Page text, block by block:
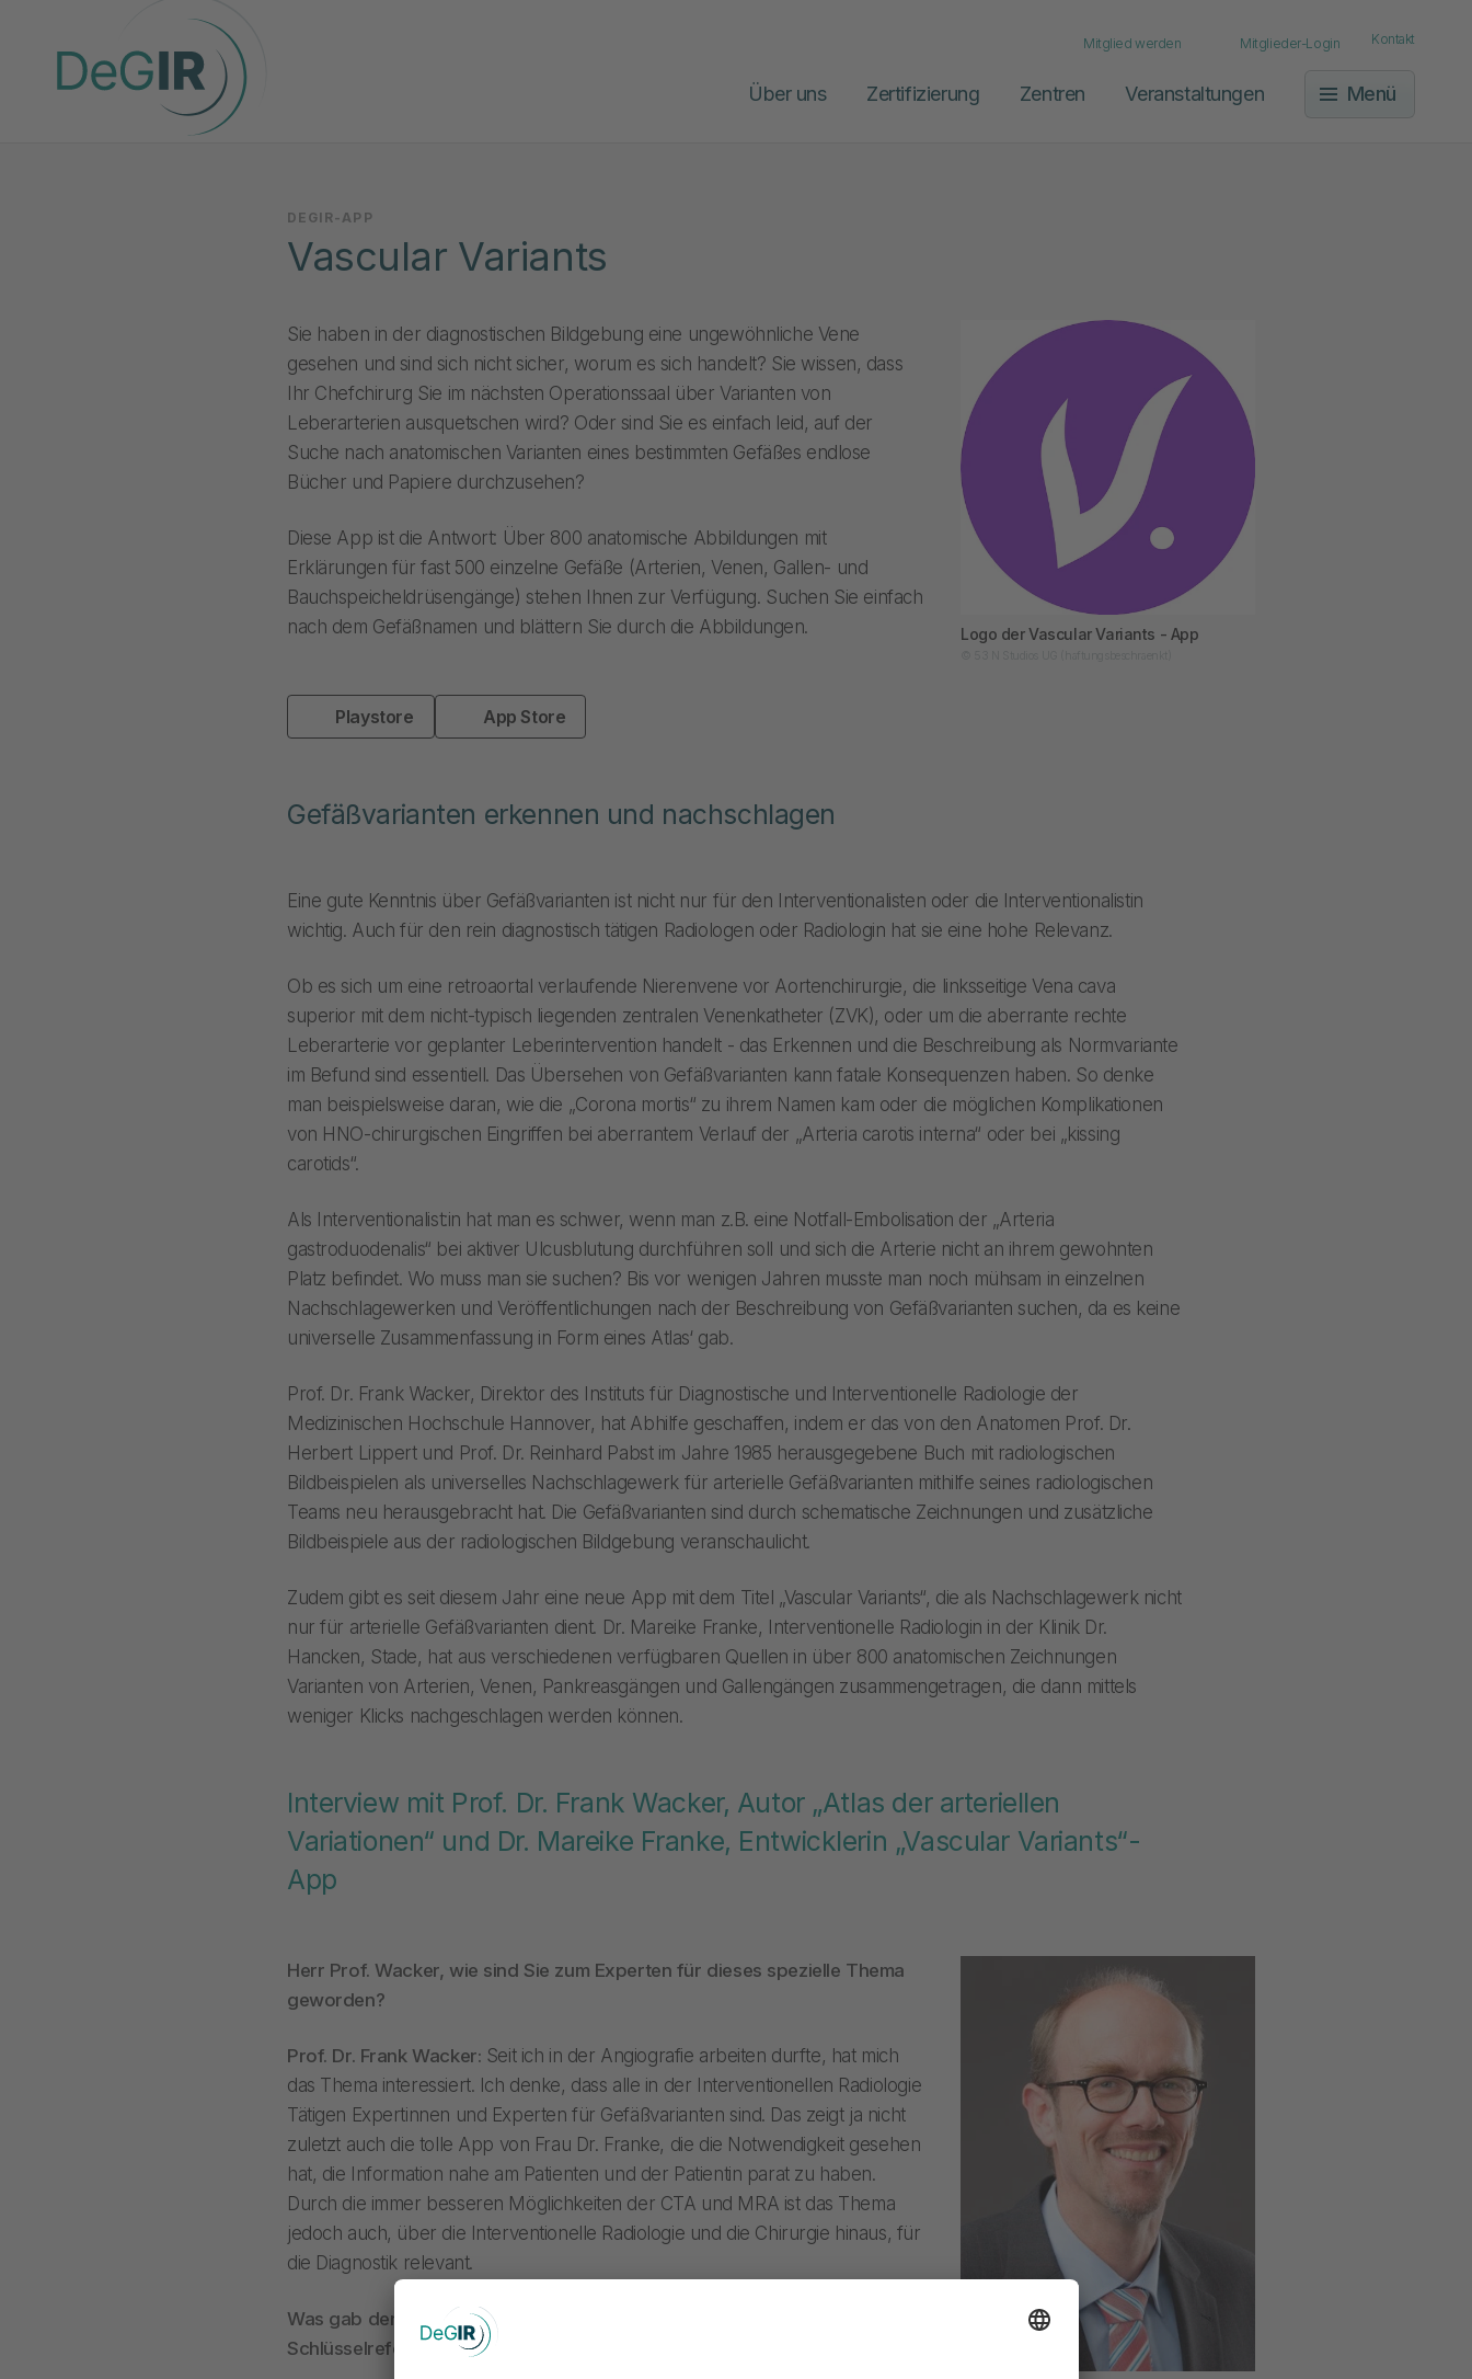
Mitglied werden Mitglieder-Login Kontakt
Über uns Zertifizierung Zentren Veranstaltungen Menü
DEGIR-APP
Vascular Variants
Logo der Vascular Variants - App
Sie haben in der diagnostischen Bildgebung eine ungewöhnliche Vene
gesehen und sind sich nicht sicher, worum es sich handelt? Sie wissen, dass
Ihr Chefchirurg Sie im nächsten Operationssaal über Varianten von
Leberarterien ausquetschen wird? Oder sind Sie es einfach leid, auf der
Suche nach anatomischen Varianten eines bestimmten Gefäßes endlose
Bücher und Papiere durchzusehen?
Diese App ist die Antwort: Über 800 anatomische Abbildungen mit
Erklärungen für fast 500 einzelne Gefäße (Arterien, Venen, Gallen- und
Bauchspeicheldrüsengänge) stehen Ihnen zur Verfügung. Suchen Sie einfach
nach dem Gefäßnamen und blättern Sie durch die Abbildungen.
Playstore App Store
Gefäßvarianten erkennen und nachschlagen
Eine gute Kenntnis über Gefäßvarianten ist nicht nur für den Interventionalisten oder die Interventionalistin
wichtig. Auch für den rein diagnostisch tätigen Radiologen oder Radiologin hat sie eine hohe Relevanz.
Ob es sich um eine retroaortal verlaufende Nierenvene vor Aortenchirurgie, die linksseitige Vena cava
superior mit dem nicht-typisch liegenden zentralen Venenkatheter (ZVK), oder um die aberrante rechte
Leberarterie vor geplanter Leberintervention handelt - das Erkennen und die Beschreibung als Normvariante
im Befund sind essentiell. Das Übersehen von Gefäßvarianten kann fatale Konsequenzen haben. So denke
man beispielsweise daran, wie die „Corona mortis“ zu ihrem Namen kam oder die möglichen Komplikationen
von HNO-chirurgischen Eingriffen bei aberrantem Verlauf der „Arteria carotis interna“ oder bei „kissing
carotids“.
Als Interventionalist:in hat man es schwer, wenn man z.B. eine Notfall-Embolisation der „Arteria
gastroduodenalis“ bei aktiver Ulcusblutung durchführen soll und sich die Arterie nicht an ihrem gewohnten
Platz befindet. Wo muss man sie suchen? Bis vor wenigen Jahren musste man noch mühsam in einzelnen
Nachschlagewerken und Veröffentlichungen nach der Beschreibung von Gefäßvarianten suchen, da es keine
universelle Zusammenfassung in Form eines Atlas‘ gab.
Prof. Dr. Frank Wacker, Direktor des Instituts für Diagnostische und Interventionelle Radiologie der
Medizinischen Hochschule Hannover, hat Abhilfe geschaffen, indem er das von den Anatomen Prof. Dr.
Herbert Lippert und Prof. Dr. Reinhard Pabst im Jahre 1985 herausgegebene Buch mit radiologischen
Bildbeispielen als universelles Nachschlagewerk für arterielle Gefäßvarianten mithilfe seines radiologischen
Teams neu herausgebracht hat. Die Gefäßvarianten sind durch schematische Zeichnungen und zusätzliche
Bildbeispiele aus der radiologischen Bildgebung veranschaulicht.
Zudem gibt es seit diesem Jahr eine neue App mit dem Titel „Vascular Variants“, die als Nachschlagewerk nicht
nur für arterielle Gefäßvarianten dient. Dr. Mareike Franke, Interventionelle Radiologin in der Klinik Dr.
Hancken, Stade, hat aus verschiedenen verfügbaren Quellen in über 800 anatomischen Zeichnungen
Varianten von Arterien, Venen, Pankreasgängen und Gallengängen zusammengetragen, die dann mittels
weniger Klicks nachgeschlagen werden können.
Interview mit Prof. Dr. Frank Wacker, Autor „Atlas der arteriellen
Variationen“ und Dr. Mareike Franke, Entwicklerin „Vascular Variants“-
App
Herr Prof. Wacker, wie sind Sie zum Experten für dieses spezielle Thema
geworden?
Prof. Dr. Frank Wacker: Seit ich in der Angiografie arbeiten durfte, hat mich
das Thema interessiert. Ich denke, dass alle in der Interventionellen Radiologie
Tätigen Expertinnen und Experten für Gefäßvarianten sind. Das zeigt ja nicht
zuletzt auch die tolle App von Frau Dr. Franke, die die Notwendigkeit gesehen
hat, die Information nahe am Patienten und der Patientin parat zu haben.
Durch die immer besseren Möglichkeiten der CTA und MRA ist das Thema
jedoch auch, über die Interventionelle Radiologie und die Chirurgie hinaus, für
die Diagnostik relevant.
Was gab den Ausschlag bzw. wann hatten Sie die Idee, eine
Schlüsselreferenz für arterielle Gefäßvarianten zu schreiben?